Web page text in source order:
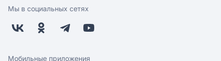
Поставщикам
Заводчикам
Обратная связь
Оплата
Бонусная программа
Скидки и акции
Мы в социальных сетях
Мобильные приложения